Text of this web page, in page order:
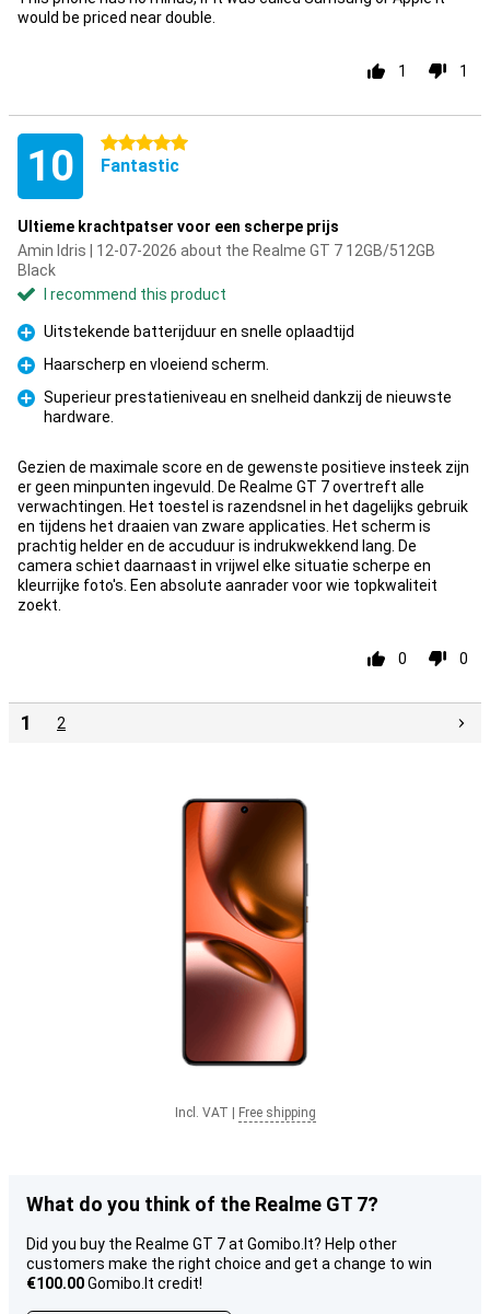
would be priced near double.
1 1
10 5 stars
Fantastic
Ultieme krachtpatser voor een scherpe prijs
Amin Idris | 12-07-2026 about the Realme GT 7 12GB/512GB
Black
I recommend this product
Pro
Uitstekende batterijduur en snelle oplaadtijd
Pro
Haarscherp en vloeiend scherm.
Superieur prestatieniveau en snelheid dankzij de nieuwste
hardware.
Gezien de maximale score en de gewenste positieve insteek zijn
er geen minpunten ingevuld. De Realme GT 7 overtreft alle
verwachtingen. Het toestel is razendsnel in het dagelijks gebruik
en tijdens het draaien van zware applicaties. Het scherm is
prachtig helder en de accuduur is indrukwekkend lang. De
camera schiet daarnaast in vrijwel elke situatie scherpe en
kleurrijke foto's. Een absolute aanrader voor wie topkwaliteit
zoekt.
0 0
1 2
Incl. VAT Free shipping
What do you think of the Realme GT 7?
Did you buy the Realme GT 7 at Gomibo.lt? Help other
customers make the right choice and get a change to win
€100.00Gomibo.lt credit!